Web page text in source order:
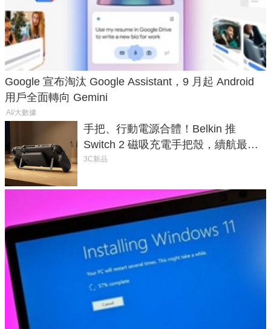
Google 宣布淘汰 Google Assistant，9 月起 Android
用戶全面轉向 Gemini
AI/大數據
手把、行動電源合體！Belkin 推
Switch 2 磁吸充電手把殼，續航最高
延長 1.5 倍
3C新品